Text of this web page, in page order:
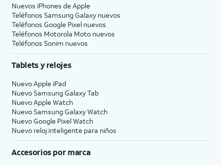
Nuevos iPhones de Apple
Teléfonos Samsung Galaxy nuevos
Teléfonos Google Pixel nuevos
Teléfonos Motorola Moto nuevos
Teléfonos Sonim nuevos
Tablets y relojes
Nuevo Apple iPad
Nuevo Samsung Galaxy Tab
Nuevo Apple Watch
Nuevo Samsung Galaxy Watch
Nuevo Google Pixel Watch
Nuevo reloj inteligente para niños
Accesorios por marca